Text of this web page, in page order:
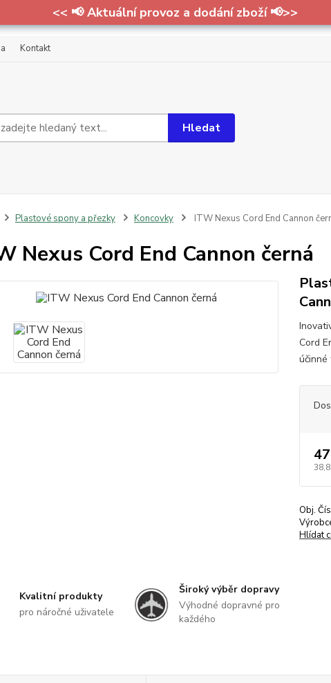
<< 📢 Aktuální provoz a dodání zboží 📢>>
Kontakt
Hledat
Plastové spony a přezky Koncovky ITW Nexus Cord End Cannon
Nexus Cord End Cannon černá
Cord
účinné
Obj.
Hlídat
Kvalitní produkty
pro náročné uživatele
Široký výběr dopravy
Výhodné dopravné pro
každého